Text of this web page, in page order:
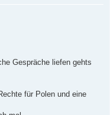
Gespräche liefen gehts
für Polen und eine